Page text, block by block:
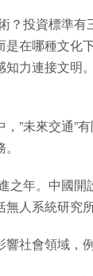
？投資標準
在哪種文化
力連接文明
”未來交通”
之年。中國
人系統研究
社會領域，